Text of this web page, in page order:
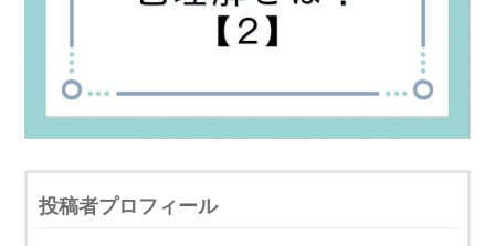
投稿者プロフィール